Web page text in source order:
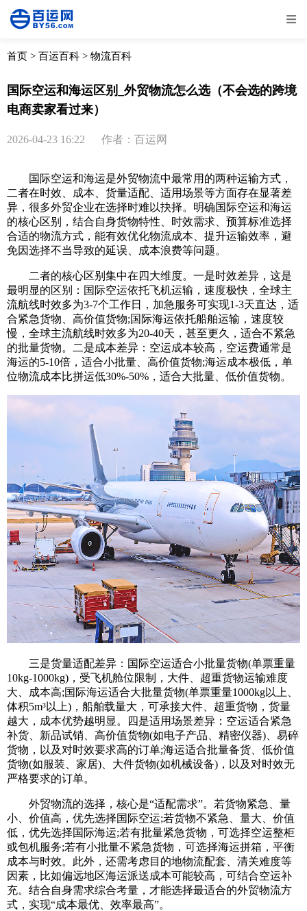
全部 物流资讯
取消
首页 > 百运百科 > 物流百科
国际空运和海运区别_外贸物流怎么选（不会选的跨境
电商卖家看过来）
2026-04-23 16:22 作者：百运网
国际空运和海运是外贸物流中最常用的两种运输方式，
二者在时效、成本、货量适配、适用场景等方面存在显著差
异，很多外贸企业在选择时难以抉择。明确国际空运和海运
的核心区别，结合自身货物特性、时效需求、预算标准选择
合适的物流方式，能有效优化物流成本、提升运输效率，避
免因选择不当导致的延误、成本浪费等问题。
二者的核心区别集中在四大维度。一是时效差异，这是
最明显的区别：国际空运依托飞机运输，速度极快，全球主
流航线时效多为3-7个工作日，加急服务可实现1-3天直达，适
合紧急货物、高价值货物;国际海运依托船舶运输，速度较
慢，全球主流航线时效多为20-40天，甚至更久，适合不紧急
的批量货物。二是成本差异：空运成本较高，空运费通常是
海运的5-10倍，适合小批量、高价值货物;海运成本极低，单
位物流成本比拼运低30%-50%，适合大批量、低价值货物。
三是货量适配差异：国际空运适合小批量货物(单票重量
10kg-1000kg)，受飞机舱位限制，大件、超重货物运输难度
大、成本高;国际海运适合大批量货物(单票重量1000kg以上、
体积5m³以上)，船舶载量大，可承接大件、超重货物，货量
越大，成本优势越明显。四是适用场景差异：空运适合紧急
补货、新品试销、高价值货物(如电子产品、精密仪器)、易碎
货物，以及对时效要求高的订单;海运适合批量备货、低价值
货物(如服装、家居)、大件货物(如机械设备)，以及对时效无
严格要求的订单。
外贸物流的选择，核心是“适配需求”。若货物紧急、量
小、价值高，优先选择国际空运;若货物不紧急、量大、价值
低，优先选择国际海运;若有批量紧急货物，可选择空运整柜
或包机服务;若有小批量不紧急货物，可选择海运拼箱，平衡
成本与时效。此外，还需考虑目的地物流配套、清关难度等
因素，比如偏远地区海运派送成本可能较高，可结合空运补
充。结合自身需求综合考量，才能选择最适合的外贸物流方
式，实现“成本最优、效率最高”。